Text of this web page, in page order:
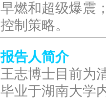
早燃和超级爆震
控制策略。
报告人简介
王志博士目前为
毕业于湖南大学